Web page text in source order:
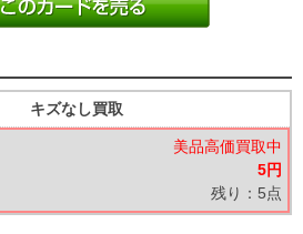
キズなし買取
美品高価買取中
5円
残り：5点